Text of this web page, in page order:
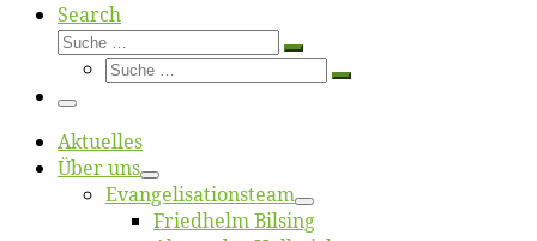
Search
Suche
Suche
Suche
Suche
Menü
Ak­tu­el­les
Über uns
Evangelisa­tions­team
Fried­helm Bilsing